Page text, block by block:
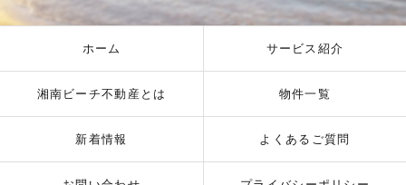
ホーム サービス紹介
湘南ビーチ不動産とは 物件一覧
新着情報 よくあるご質問